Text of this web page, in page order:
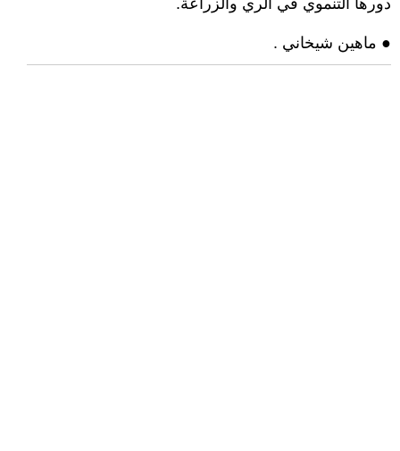
دورها التنموي في الري والزراعة.
● ماهين شيخاني .